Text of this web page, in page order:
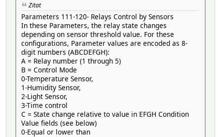
<Help>Restore factory setting</Help>
<Item label="Normal" value="0"/>
<Item label="Reset to factory defaults" value="85"/
</Value>
Zitat
Parameters 111-120- Relays Control by Sensors
In these Parameters, the relay state changes
depending on sensor threshold value. For these
configurations, Parameter values are encoded as 8-
digit numbers (ABCDEFGH):
A = Relay number (1 through 5)
B = Control Mode
0-Temperature Sensor,
1-Humidity Sensor,
2-Light Sensor,
3-Time control
C = State change relative to value in EFGH Condition
Value fields (see below)
0-Equal or lower than